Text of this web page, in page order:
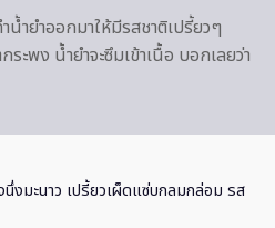
ำยำออกมาให้มีรสชาติเปรี้ยวๆ
พง น้ำยำจะซึมเข้าเนื้อ บอกเลยว่า
งมะนาว เปรี้ยวเผ็ดแซ่บกลมกล่อม รส